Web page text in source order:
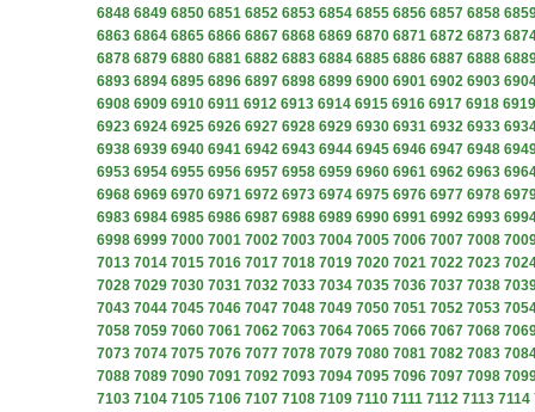
6848 6849 6850 6851 6852 6853 6854 6855 6856 6857 6858
6863 6864 6865 6866 6867 6868 6869 6870 6871 6872 6873
6878 6879 6880 6881 6882 6883 6884 6885 6886 6887 6888
6893 6894 6895 6896 6897 6898 6899 6900 6901 6902 6903
6908 6909 6910 6911 6912 6913 6914 6915 6916 6917 6918 6919
6923 6924 6925 6926 6927 6928 6929 6930 6931 6932 6933
6938 6939 6940 6941 6942 6943 6944 6945 6946 6947 6948
6953 6954 6955 6956 6957 6958 6959 6960 6961 6962 6963
6968 6969 6970 6971 6972 6973 6974 6975 6976 6977 6978
6983 6984 6985 6986 6987 6988 6989 6990 6991 6992 6993
6998 6999 7000 7001 7002 7003 7004 7005 7006 7007 7008
7013 7014 7015 7016 7017 7018 7019 7020 7021 7022 7023
7028 7029 7030 7031 7032 7033 7034 7035 7036 7037 7038
7043 7044 7045 7046 7047 7048 7049 7050 7051 7052 7053
7058 7059 7060 7061 7062 7063 7064 7065 7066 7067 7068
7073 7074 7075 7076 7077 7078 7079 7080 7081 7082 7083
7088 7089 7090 7091 7092 7093 7094 7095 7096 7097 7098
7103 7104 7105 7106 7107 7108 7109 7110 7111 7112 7113 7114